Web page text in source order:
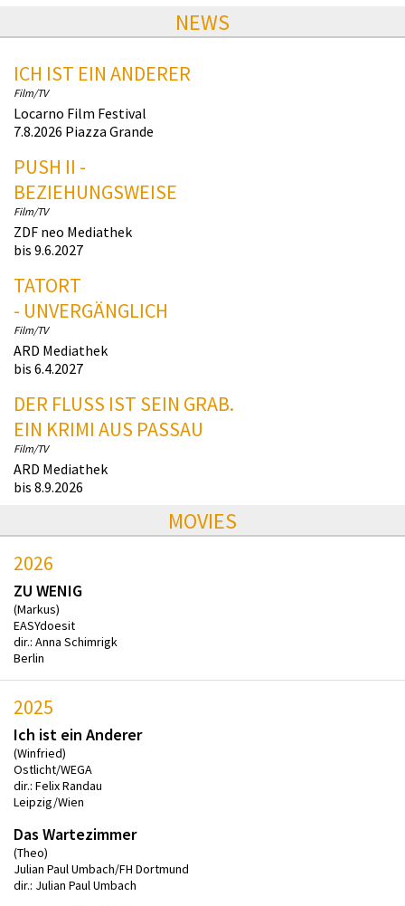
NEWS
ICH IST EIN ANDERER
Film/TV
Locarno Film Festival
7.8.2026 Piazza Grande
PUSH II -
BEZIEHUNGSWEISE
Film/TV
ZDF neo Mediathek
bis 9.6.2027
TATORT
- UNVERGÄNGLICH
Film/TV
ARD Mediathek
bis 6.4.2027
DER FLUSS IST SEIN GRAB.
EIN KRIMI AUS PASSAU
Film/TV
ARD Mediathek
bis 8.9.2026
MOVIES
2026
ZU WENIG
(Markus)
EASYdoesit
dir.: Anna Schimrigk
Berlin
2025
Ich ist ein Anderer
(Winfried)
Ostlicht/WEGA
dir.: Felix Randau
Leipzig/Wien
Das Wartezimmer
(Theo)
Julian Paul Umbach/FH Dortmund
dir.: Julian Paul Umbach